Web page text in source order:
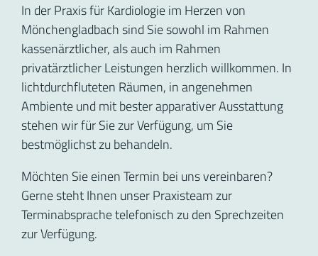
In der Praxis für Kardiologie im Herzen von
Mönchengladbach sind Sie sowohl im Rahmen
kassenärztlicher, als auch im Rahmen
privatärztlicher Leistungen herzlich willkommen. In
lichtdurchfluteten Räumen, in angenehmen
Ambiente und mit bester apparativer Ausstattung
stehen wir für Sie zur Verfügung, um Sie
bestmöglichst zu behandeln.
Möchten Sie einen Termin bei uns vereinbaren?
Gerne steht Ihnen unser Praxisteam zur
Terminabsprache telefonisch zu den Sprechzeiten
zur Verfügung.